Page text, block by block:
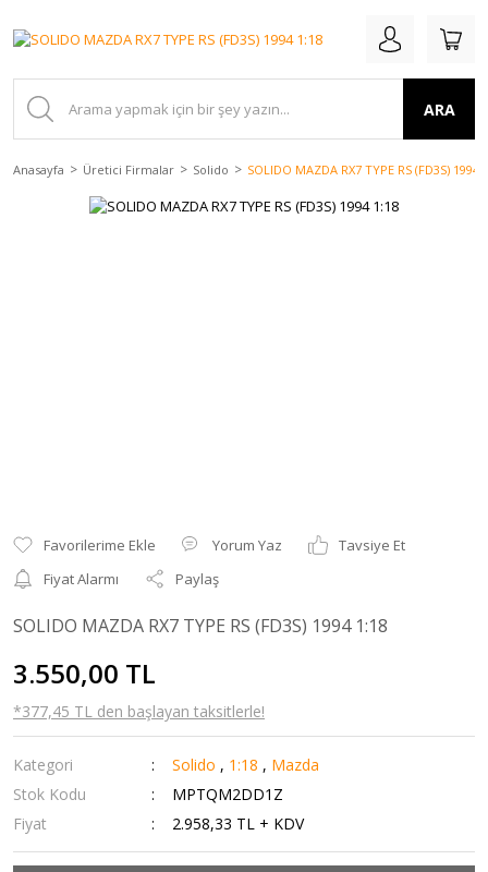
ARA
Anasayfa Üretici Firmalar Solido SOLIDO MAZDA RX7 TYPE RS (FD3S) 1994
Yorum Yaz
Tavsiye Et
Fiyat Alarmı
Paylaş
SOLIDO MAZDA RX7 TYPE RS (FD3S) 1994 1:18
3.550,00 TL
*377,45 TL den başlayan taksitlerle!
Kategori Solido , 1:18 , Mazda
Stok Kodu
MPTQM2DD1Z
Fiyat
2.958,33 TL + KDV